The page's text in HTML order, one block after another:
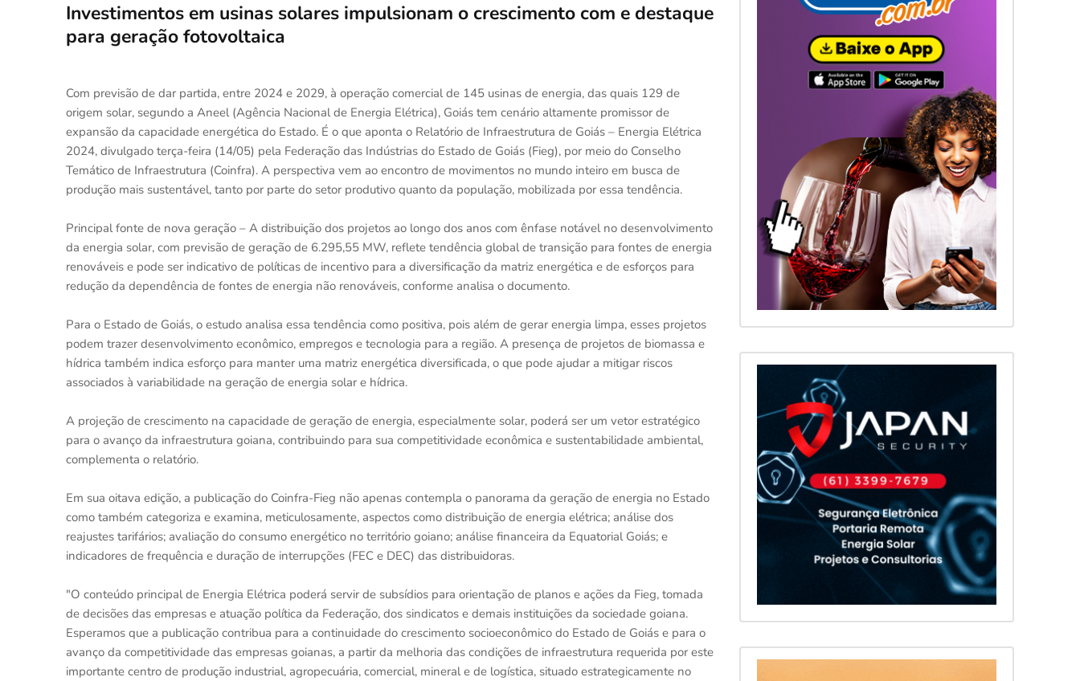
Investimentos em usinas solares impulsionam o crescimento com e destaque
para geração fotovoltaica
Com previsão de dar partida, entre 2024 e 2029, à operação comercial de 145 usinas de energia, das quais 129 de
origem solar, segundo a Aneel (Agência Nacional de Energia Elétrica), Goiás tem cenário altamente promissor de
expansão da capacidade energética do Estado. É o que aponta o Relatório de Infraestrutura de Goiás – Energia Elétrica
2024, divulgado terça-feira (14/05) pela Federação das Indústrias do Estado de Goiás (Fieg), por meio do Conselho
Temático de Infraestrutura (Coinfra). A perspectiva vem ao encontro de movimentos no mundo inteiro em busca de
produção mais sustentável, tanto por parte do setor produtivo quanto da população, mobilizada por essa tendência.
Principal fonte de nova geração – A distribuição dos projetos ao longo dos anos com ênfase notável no desenvolvimento
da energia solar, com previsão de geração de 6.295,55 MW, reflete tendência global de transição para fontes de energia
renováveis e pode ser indicativo de políticas de incentivo para a diversificação da matriz energética e de esforços para
redução da dependência de fontes de energia não renováveis, conforme analisa o documento.
Para o Estado de Goiás, o estudo analisa essa tendência como positiva, pois além de gerar energia limpa, esses projetos
podem trazer desenvolvimento econômico, empregos e tecnologia para a região. A presença de projetos de biomassa e
hídrica também indica esforço para manter uma matriz energética diversificada, o que pode ajudar a mitigar riscos
associados à variabilidade na geração de energia solar e hídrica.
A projeção de crescimento na capacidade de geração de energia, especialmente solar, poderá ser um vetor estratégico
para o avanço da infraestrutura goiana, contribuindo para sua competitividade econômica e sustentabilidade ambiental,
complementa o relatório.
Em sua oitava edição, a publicação do Coinfra-Fieg não apenas contempla o panorama da geração de energia no Estado
como também categoriza e examina, meticulosamente, aspectos como distribuição de energia elétrica; análise dos
reajustes tarifários; avaliação do consumo energético no território goiano; análise financeira da Equatorial Goiás; e
indicadores de frequência e duração de interrupções (FEC e DEC) das distribuidoras.
"O conteúdo principal de Energia Elétrica poderá servir de subsídios para orientação de planos e ações da Fieg, tomada
de decisões das empresas e atuação política da Federação, dos sindicatos e demais instituições da sociedade goiana.
Esperamos que a publicação contribua para a continuidade do crescimento socioeconômico do Estado de Goiás e para o
avanço da competitividade das empresas goianas, a partir da melhoria das condições de infraestrutura requerida por este
importante centro de produção industrial, agropecuária, comercial, mineral e de logística, situado estrategicamente no